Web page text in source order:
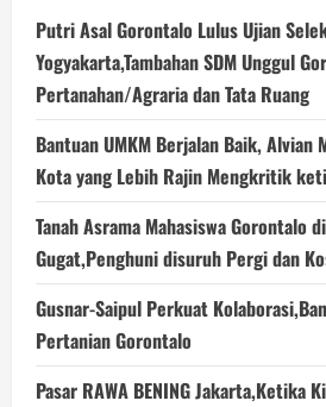
Putri Asal Gorontalo Lulus Ujian
Yogyakarta,Tambahan SDM Unggul
Pertanahan/Agraria dan Tata Ruang
Bantuan UMKM Berjalan Baik, Alvian
Kota yang Lebih Rajin Mengkritik
Tanah Asrama Mahasiswa Gorontalo
Gugat,Penghuni disuruh Pergi dan
Gusnar-Saipul Perkuat
Pertanian Gorontalo
Pasar RAWA BENING Jakarta,Ketika